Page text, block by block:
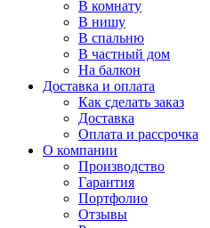
В комнату
В нишу
В спальню
В частный дом
На балкон
Доставка и оплата
Как сделать заказ
Доставка
Оплата и рассрочка
О компании
Производство
Гарантия
Портфолио
Отзывы